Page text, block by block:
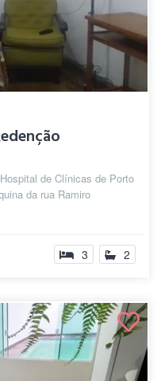
de Clínicas de Porto
da rua Ramiro
3 2